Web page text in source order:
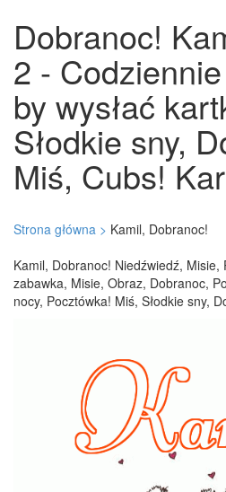
Dobranoc!
2 -
by wysłać
Słodkie sny,
Miś, Cubs!
Strona główna > Kamil, Dobranoc!
Kamil, Dobranoc! Niedźwiedź,
zabawka, Misie, Obraz, Dobranoc,
nocy, Pocztówka! Miś, Słodkie sny,